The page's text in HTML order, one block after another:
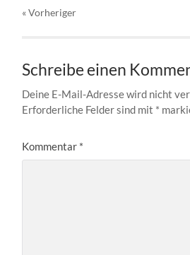
« Vorheriger
Schreibe einen
Deine E-Mail-Adresse wird nicht
Erforderliche Felder sind mit *
Kommentar *